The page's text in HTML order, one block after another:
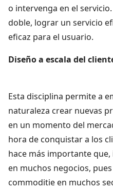
o intervenga en el
doble, lograr un servicio
eficaz para el usuario.
Diseño a escala del
Esta disciplina permite a
naturaleza crear nuevas
en un momento del
hora de conquistar a los
hace más importante
en muchos negocios,
commoditie en muchos